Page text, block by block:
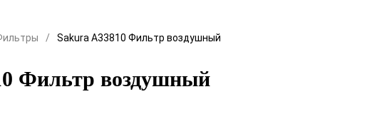
Sakura A33810 Фильтр воздушный
Фильтр воздушный